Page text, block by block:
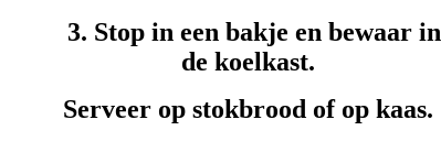
3. Stop in een bakje en bewaar in
de koelkast.
Serveer op stokbrood of op kaas.